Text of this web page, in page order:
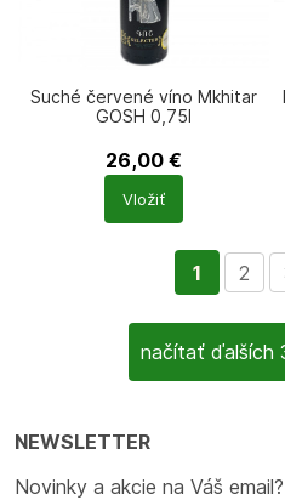
Suché červené víno Mkhitar
GOSH 0,75l
26,00 €
Počet
produktů
Vložiť
1 2
načítať ďalších
NEWSLETTER
Novinky a akcie na Váš email?